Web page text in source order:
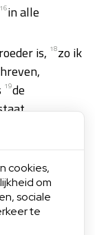
16in alle
is, 18zo ik
19de
Vrede zij u
cookies,
om
sociale
te